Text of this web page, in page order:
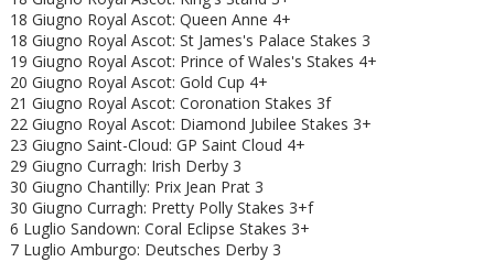
18 Giugno Royal Ascot: Queen Anne 4+
18 Giugno Royal Ascot: St James's Palace Stakes 3
19 Giugno Royal Ascot: Prince of Wales's Stakes 4+
20 Giugno Royal Ascot: Gold Cup 4+
21 Giugno Royal Ascot: Coronation Stakes 3f
22 Giugno Royal Ascot: Diamond Jubilee Stakes 3+
23 Giugno Saint-Cloud: GP Saint Cloud 4+
29 Giugno Curragh: Irish Derby 3
30 Giugno Chantilly: Prix Jean Prat 3
30 Giugno Curragh: Pretty Polly Stakes 3+f
6 Luglio Sandown: Coral Eclipse Stakes 3+
7 Luglio Amburgo: Deutsches Derby 3